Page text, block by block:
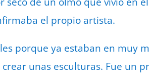
el propio artista.
porque ya estaban en muy
unas esculturas. Fue un